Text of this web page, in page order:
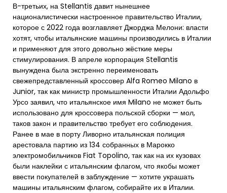
В-третьих, на Stellantis давит нынешнее
националистически настроенное правительство Италии,
которое с 2022 года возглавляет Джорджа Мелони: власти
хотят, чтобы итальянские машины производились в Италии
и применяют для этого довольно жёсткие меры
стимулирования. В апреле корпорация Stellantis
вынуждена была экстренно переименовать
свежепредставленный кроссовер Alfa Romeo Milano в
Junior, так как министр промышленности Италии Адольфо
Урсо заявил, что итальянское имя Milano не может быть
использовано для кроссовера польской сборки — мол,
таков закон и правительство требует его соблюдения.
Ранее в мае в порту Ливорно итальянская полиция
арестовала партию из 134 собранных в Марокко
электромобильчиков Fiat Topolino, так как на их кузовах
были наклейки с итальянским флагом, что якобы может
ввести покупателей в заблуждение — хотите украшать
машины итальянским флагом, собирайте их в Италии.